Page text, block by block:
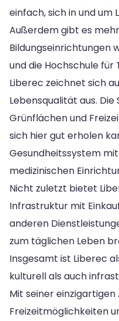
einfach, sich in und um
Außerdem gibt es
Bildungseinrichtungen
und die Hochschule für
Liberec zeichnet sich
Lebensqualität aus.
Grünflächen und
sich hier gut erholen
Gesundheitssystem
medizinischen
Nicht zuletzt bietet
Infrastruktur mit
anderen
zum täglichen Leben
Insgesamt ist Liberec
kulturell als auch
Mit seiner
Freizeitmöglichkeiten